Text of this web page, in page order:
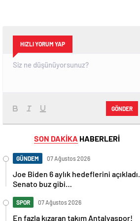
HIZLI YORUM YAP
GÖNDER
SON DAKİKA HABERLERİ
GÜNDEM 07 Ağustos 2026
Joe Biden 6 aylık hedeflerini açıkladı.
Senato buz gibi…
SPOR 07 Ağustos 2026
En fazla kızaran takım Antalyaspor!